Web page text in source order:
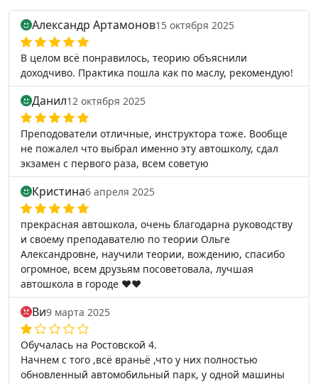
Александр Артамонов15 октября 2025
В целом всё понравилось, теорию объяснили
доходчиво. Практика пошла как по маслу, рекомендую!
Данил12 октября 2025
Преподователи отличные, инструктора тоже. Вообще
не пожалел что выбрал именно эту автошколу, сдал
экзамен с первого раза, всем советую
Кристина6 апреля 2025
прекрасная автошкола, очень благодарна руководству
и своему преподавателю по теории Ольге
Александровне, научили теории, вождению, спасибо
огромное, всем друзьям посоветовала, лучшая
автошкола в городе ❤️❤️
Ви9 марта 2025
Обучалась на Ростовской 4.
Начнем с того ,всё враньё ,что у них полностью
обновленный автомобильный парк, у одной машины